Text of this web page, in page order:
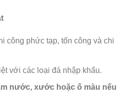
công phức tạp, tốn công và chi
với các loại đá nhập khẩu.
nước, xước hoặc ố màu nếu